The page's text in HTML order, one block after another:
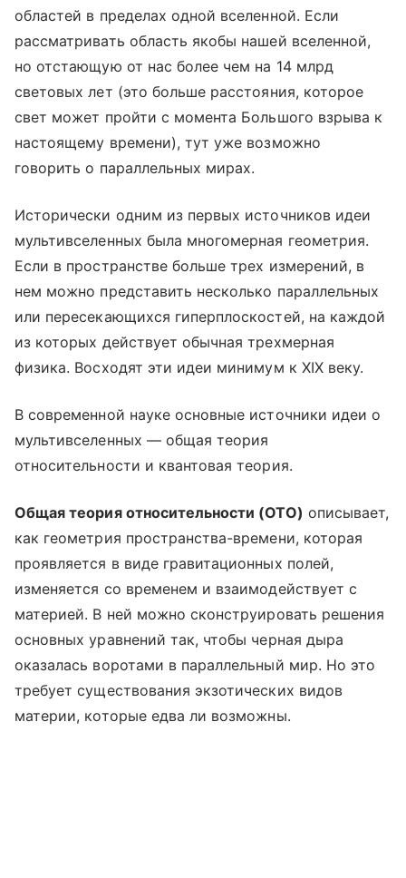
областей в пределах одной вселенной. Если
рассматривать область якобы нашей вселенной,
но отстающую от нас более чем на 14 млрд
световых лет (это больше расстояния, которое
свет может пройти с момента Большого взрыва к
настоящему времени), тут уже возможно
говорить о параллельных мирах.
Исторически одним из первых источников идеи
мультивселенных была многомерная геометрия.
Если в пространстве больше трех измерений, в
нем можно представить несколько параллельных
или пересекающихся гиперплоскостей, на каждой
из которых действует обычная трехмерная
физика. Восходят эти идеи минимум к XIX веку.
В современной науке основные источники идеи о
мультивселенных — общая теория
относительности и квантовая теория.
Общая теория относительности (ОТО) описывает,
как геометрия пространства-времени, которая
проявляется в виде гравитационных полей,
изменяется со временем и взаимодействует с
материей. В ней можно сконструировать решения
основных уравнений так, чтобы черная дыра
оказалась воротами в параллельный мир. Но это
требует существования экзотических видов
материи, которые едва ли возможны.